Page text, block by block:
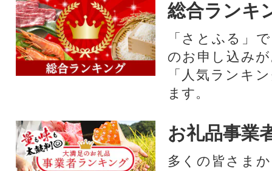
総合ランキ
「さとふる」
のお申し込み
「人気ランキ
ます。
お礼品事業
多くの皆さま